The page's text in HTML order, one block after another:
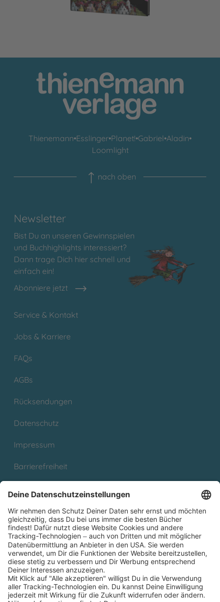
Thienemann•Esslinger•Planet!•Gabriel•Aladin•
Loomlight
nach oben
Newsletter
Bist Du an unseren Gewinnspielen
und Buchhighlights interessiert?
Dann trage Dich hier schnell und
einfach ein!
Abonniere jetzt
Service & Kontakt
Jobs & Karriere
FAQs
AGBs
Rücksendungen
Datenschutz
Impressum
Barrierefreiheit
Partnerprogramm (Affiliate)
Folge uns auf
* Versandkostenfrei ab 9,00 € Bestellwert innerhalb